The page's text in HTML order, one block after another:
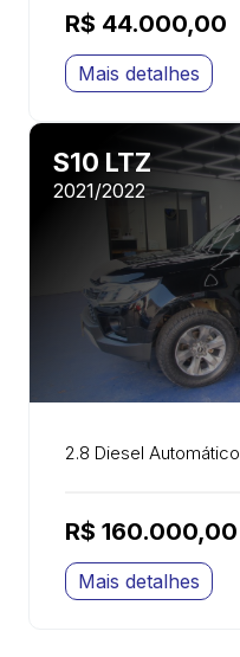
R$ 44.000,00
Mais detalhes
S10 LTZ
2021/2022
2.8 Diesel Automático
R$ 160.000,00
Mais detalhes